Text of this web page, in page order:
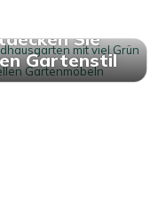
Sie
Gartenstil